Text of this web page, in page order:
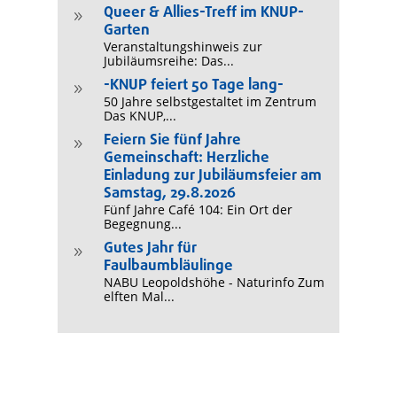
9
Queer & Allies-Treff im KNUP-
Garten
Veranstaltungshinweis zur
Jubiläumsreihe: Das...
9 -KNUP feiert 50 Tage lang-
50 Jahre selbstgestaltet im Zentrum
Das KNUP,...
9
Feiern Sie fünf Jahre
Gemeinschaft: Herzliche
Einladung zur Jubiläumsfeier am
Samstag, 29.8.2026
Fünf Jahre Café 104: Ein Ort der
Begegnung...
9
Gutes Jahr für
Faulbaumbläulinge
NABU Leopoldshöhe - Naturinfo Zum
elften Mal...